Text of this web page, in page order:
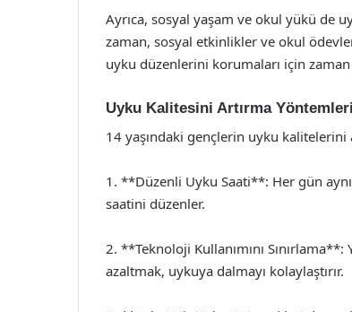
Ayrıca, sosyal yaşam ve okul yükü de
zaman, sosyal etkinlikler ve okul
uyku düzenlerini korumaları için
Uyku Kalitesini Artırma Yöntemleri
14 yaşındaki gençlerin uyku kalitelerini
1. **Düzenli Uyku Saati**: Her gün
saatini düzenler.
2. **Teknoloji Kullanımını
azaltmak, uykuya dalmayı kolaylaştırır.